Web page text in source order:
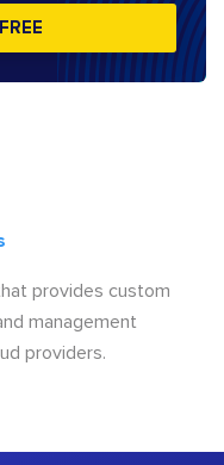
provides custom
management
providers.